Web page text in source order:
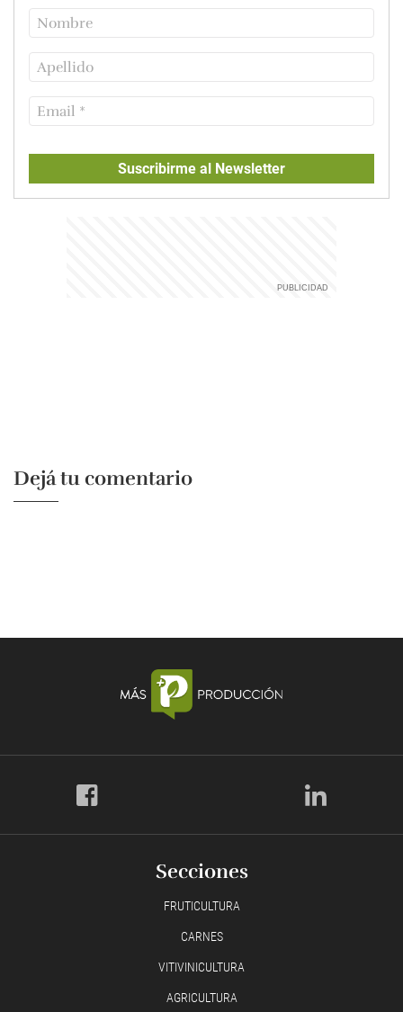
Suscribirme al Newsletter
Dejá tu comentario
Secciones
FRUTICULTURA
CARNES
VITIVINICULTURA
AGRICULTURA